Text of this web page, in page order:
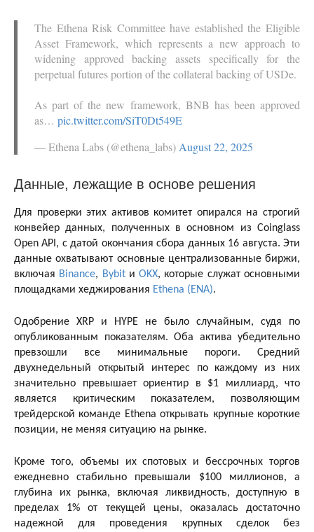
The Ethena Risk Committee have established the Eligible
Asset Framework, which represents a new approach to
widening approved backing assets specifically for the
perpetual futures portion of the collateral backing of USDe.
As part of the new framework, BNB has been approved
as… pic.twitter.com/SiT0Dt549E
— Ethena Labs (@ethena_labs) August 22, 2025
Данные, лежащие в основе решения
Для проверки этих активов комитет опирался на строгий
конвейер данных, полученных в основном из Coinglass
Open API, с датой окончания сбора данных 16 августа. Эти
данные охватывают основные централизованные биржи,
включая Binance, BybitиOKX, которые служат основными
площадками хеджирования Ethena (ENA).
Одобрение XRP и HYPE не было случайным, судя по
опубликованным показателям. Оба актива убедительно
превзошли все минимальные пороги. Средний
двухнедельный открытый интерес по каждому из них
значительно превышает ориентир в $1 миллиард, что
является критическим показателем, позволяющим
трейдерской команде Ethena открывать крупные короткие
позиции, не меняя ситуацию на рынке.
Кроме того, объемы их спотовых и бессрочных торгов
ежедневно стабильно превышали $100 миллионов, а
глубина их рынка, включая ликвидность, доступную в
пределах 1% от текущей цены, оказалась достаточно
надежной для проведения крупных сделок без